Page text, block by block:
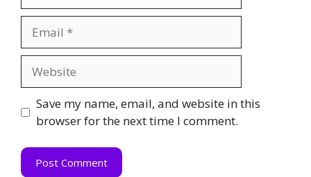
Save my name, email, and website in this
browser for the next time I comment.